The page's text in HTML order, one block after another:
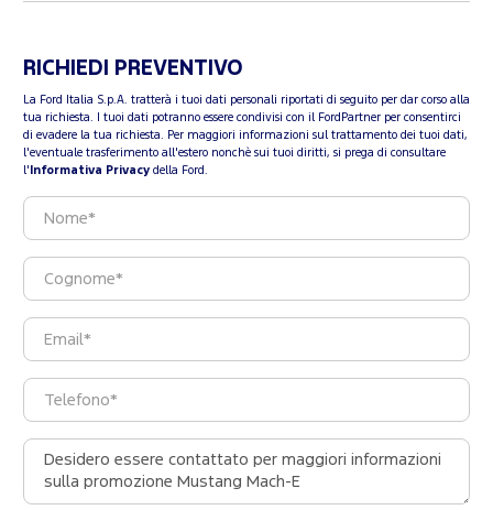
RICHIEDI PREVENTIVO
La Ford Italia S.p.A. tratterà i tuoi dati personali riportati di seguito per dar corso alla
tua richiesta. I tuoi dati potranno essere condivisi con il FordPartner per consentirci
di evadere la tua richiesta. Per maggiori informazioni sul trattamento dei tuoi dati,
l'eventuale trasferimento all'estero nonchè sui tuoi diritti, si prega di consultare
l' Informativa Privacy della Ford.